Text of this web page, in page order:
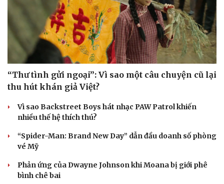
“Thư tình gửi ngoại”: Vì sao một câu chuyện cũ lại
thu hút khán giả Việt?
Vì sao Backstreet Boys hát nhạc PAW Patrol khiến
nhiều thế hệ thích thú?
“Spider-Man: Brand New Day” dẫn đầu doanh số phòng
vé Mỹ
Phản ứng của Dwayne Johnson khi Moana bị giới phê
bình chê bai